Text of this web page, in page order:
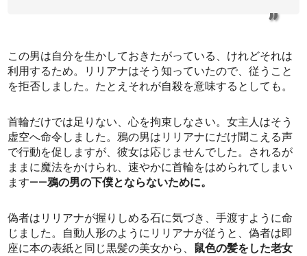
この男は自分を生かしておきたがっている、けれどそれは
利用するため。リリアナはそう知っていたので、従うこと
を拒否しました。たとえそれが自殺を意味するとしても。
首輪だけでは足りない、心を拘束しなさい。女主人はそう
虚空へ命令しました。鴉の男はリリアナにだけ聞こえる声
で行動を促しますが、彼女は応じませんでした。されるが
ままに魔法をかけられ、速やかに首輪をはめられてしまい
ます――鴉の男の下僕とならないために。
偽者はリリアナが握りしめる石に気づき、手渡すように命
じました。自動人形のようにリリアナが従うと、偽者は即
座に本の表紙と同じ黒髪の美女から、 鼠色の髪をした老女